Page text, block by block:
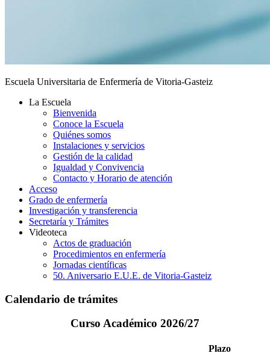
Escuela Universitaria de Enfermería de Vitoria-Gasteiz
La Escuela
Bienvenida
Conoce la Escuela
Quiénes somos
Instalaciones y servicios
Gestión de la calidad
Igualdad y Convivencia
Contacto y Horario de atención
Acceso
Grado de enfermería
Investigación y transferencia
Secretaría y Trámites
Videoteca
Actos de graduación
Procedimientos en enfermería
Jornadas científicas
50. Aniversario E.U.E. de Vitoria-Gasteiz
Calendario de trámites
Curso Académico 2026/27
Plazo